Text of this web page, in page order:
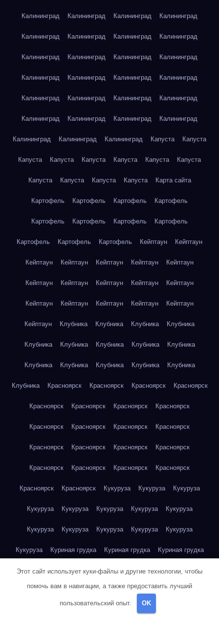
Калининград Калининград Калининград Калининград
Калининград Калининград Калининград Калининград
Калининград Калининград Калининград Калининград
Калининград Калининград Калининград Калининград
Калининград Калининград Калининград Калининград
Калининград Калининград Калининград Калининград
Калининград Калининград Калининград Капуста Капуста
Капуста Капуста Капуста Капуста Капуста Капуста
Капуста Капуста Капуста Капуста Карта сайта
Картофель Картофель Картофель Картофель
Картофель Картофель Картофель Картофель
Картофель Картофель Картофель Кейптаун Кейптаун
Кейптаун Кейптаун Кейптаун Кейптаун Кейптаун
Кейптаун Кейптаун Кейптаун Кейптаун Кейптаун
Кейптаун Кейптаун Кейптаун Кейптаун Кейптаун
Кейптаун Клубника Клубника Клубника Клубника
Клубника Клубника Клубника Клубника Клубника
Клубника Клубника Клубника Клубника Клубника
Клубника Красноярск Красноярск Красноярск Красноярск
Красноярск Красноярск Красноярск Красноярск
Красноярск Красноярск Красноярск Красноярск
Красноярск Красноярск Красноярск Красноярск
Красноярск Красноярск Красноярск Красноярск
Красноярск Красноярск Кукуруза Кукуруза Кукуруза
Кукуруза Кукуруза Кукуруза Кукуруза Кукуруза
Кукуруза Кукуруза Кукуруза Кукуруза Кукуруза
Кукуруза Куриная грудка Куриная грудка Куриная грудка
Куриная грудка Куриная грудка Куриная грудка
Куриная грудка Куриная грудка
Куриная грудка
Этот сайт использует куки-файлы и другие технологии, чтобы
помочь вам в навигации, а также предоставить лучший
пользовательский опыт. OK